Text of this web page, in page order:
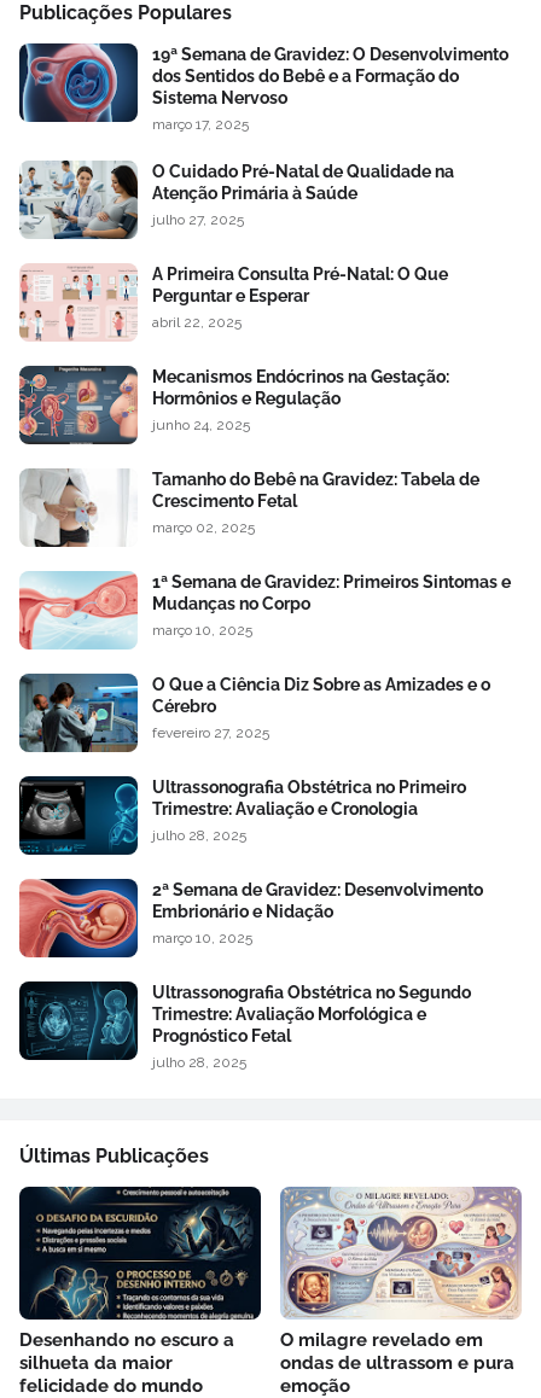
Publicações Populares
19ª Semana de Gravidez: O Desenvolvimento
dos Sentidos do Bebê e a Formação do
Sistema Nervoso
março 17, 2025
O Cuidado Pré-Natal de Qualidade na
Atenção Primária à Saúde
julho 27, 2025
A Primeira Consulta Pré-Natal: O Que
Perguntar e Esperar
abril 22, 2025
Mecanismos Endócrinos na Gestação:
Hormônios e Regulação
junho 24, 2025
Tamanho do Bebê na Gravidez: Tabela de
Crescimento Fetal
março 02, 2025
1ª Semana de Gravidez: Primeiros Sintomas e
Mudanças no Corpo
março 10, 2025
O Que a Ciência Diz Sobre as Amizades e o
Cérebro
fevereiro 27, 2025
Ultrassonografia Obstétrica no Primeiro
Trimestre: Avaliação e Cronologia
julho 28, 2025
2ª Semana de Gravidez: Desenvolvimento
Embrionário e Nidação
março 10, 2025
Ultrassonografia Obstétrica no Segundo
Trimestre: Avaliação Morfológica e
Prognóstico Fetal
julho 28, 2025
Últimas Publicações
Desenhando no escuro a
silhueta da maior
felicidade do mundo
O milagre revelado em
ondas de ultrassom e pura
emoção